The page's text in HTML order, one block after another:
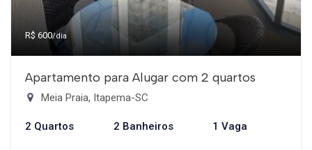
R$ 600/dia
Apartamento para Alugar com 2 quartos
Meia Praia, Itapema-SC
2 Quartos 2 Banheiros 1 Vaga